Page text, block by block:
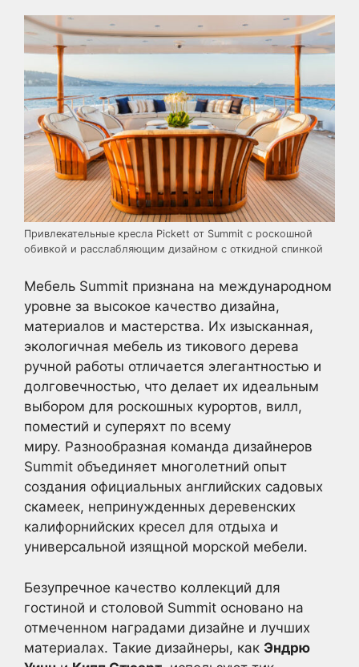
Привлекательные кресла Pickett от Summit с роскошной
обивкой и расслабляющим дизайном с откидной спинкой
Мебель Summit признана на международном
уровне за высокое качество дизайна,
материалов и мастерства. Их изысканная,
экологичная мебель из тикового дерева
ручной работы отличается элегантностью и
долговечностью, что делает их идеальным
выбором для роскошных курортов, вилл,
поместий и суперяхт по всему
миру. Разнообразная команда дизайнеров
Summit объединяет многолетний опыт
создания официальных английских садовых
скамеек, непринужденных деревенских
калифорнийских кресел для отдыха и
универсальной изящной морской мебели.
Безупречное качество коллекций для
гостиной и столовой Summit основано на
отмеченном наградами дизайне и лучших
материалах. Такие дизайнеры, как Эндрю